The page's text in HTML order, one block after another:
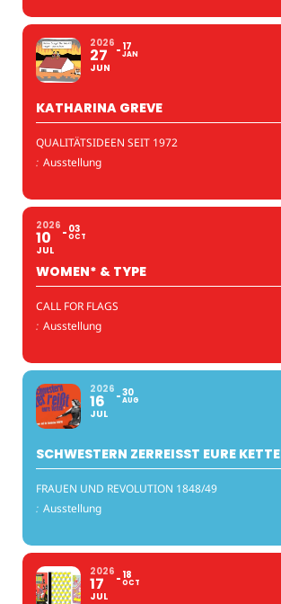
2026
27
JUN
17
JAN
KATHARINA GREVE
QUALITÄTSIDEEN SEIT 1972
: Ausstellung
2026
10
JUL
03
OCT
WOMEN* & TYPE
CALL FOR FLAGS
: Ausstellung
2026
16
JUL
30
AUG
SCHWESTERN ZERREISST EURE KETTEN
FRAUEN UND REVOLUTION 1848/49
: Ausstellung
2026
17
JUL
18
OCT